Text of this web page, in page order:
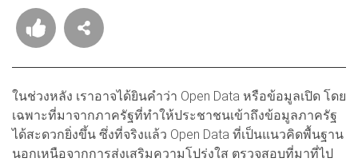
ในช่วงหลัง เราอาจได้ยินคำว่า Open Data หรือข้อมูลเปิด โดย
เฉพาะที่มาจากภาครัฐที่ทำให้ประชาชนเข้าถึงข้อมูลภาครัฐ
ได้สะดวกยิ่งขึ้น ซึ่งที่จริงแล้ว Open Data ที่เป็นแนวคิดพื้นฐาน
นอกเหนือจากการส่งเสริมความโปร่งใส ตรวจสอบที่มาที่ไป